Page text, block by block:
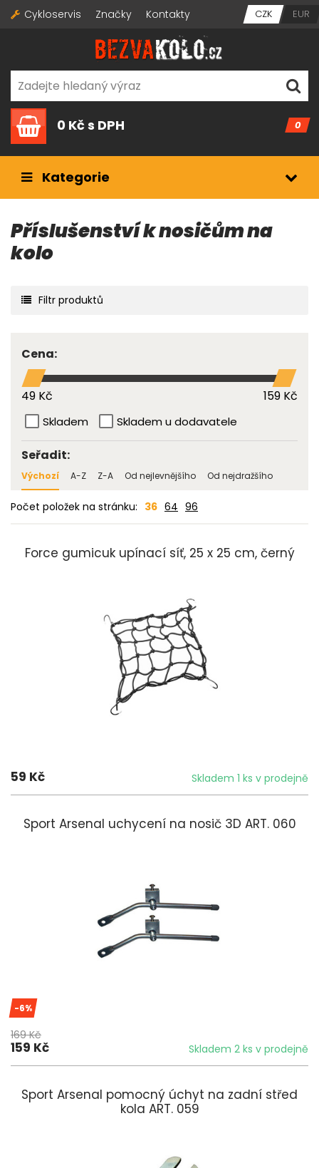
Cykloservis Značky Kontakty CZK EUR
0
0 Kčs DPH
Kategorie
Příslušenství k nosičům na
kolo
Filtr produktů
Cena:
49 Kč 159 Kč
Skladem Skladem u dodavatele
Seřadit:
Výchozí A-Z Z-A Od nejlevnějšího Od nejdražšího
Počet položek na stránku: 36 64 96
Force gumicuk upínací síť, 25 x 25 cm, černý
59 Kč Skladem 1 ks v prodejně
Sport Arsenal uchycení na nosič 3D ART. 060
-6%
169 Kč
159 Kč Skladem 2 ks v prodejně
Sport Arsenal pomocný úchyt na zadní střed
kola ART. 059